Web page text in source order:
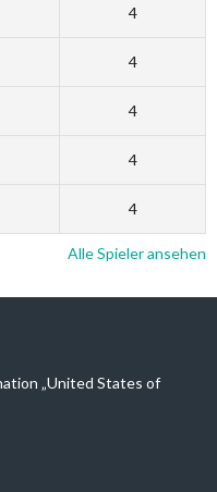
4
4
4
4
4
Alle Spieler ansehen
„United States of